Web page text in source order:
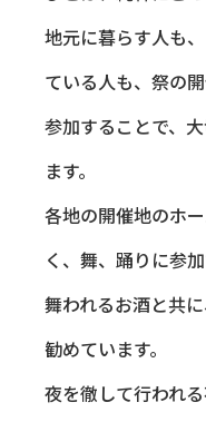
地元に暮らす人も
ている人も、祭の
参加することで、
ます。
各地の開催地のホ
く、舞、踊りに参
舞われるお酒と共
勧めています。
夜を徹して行われ